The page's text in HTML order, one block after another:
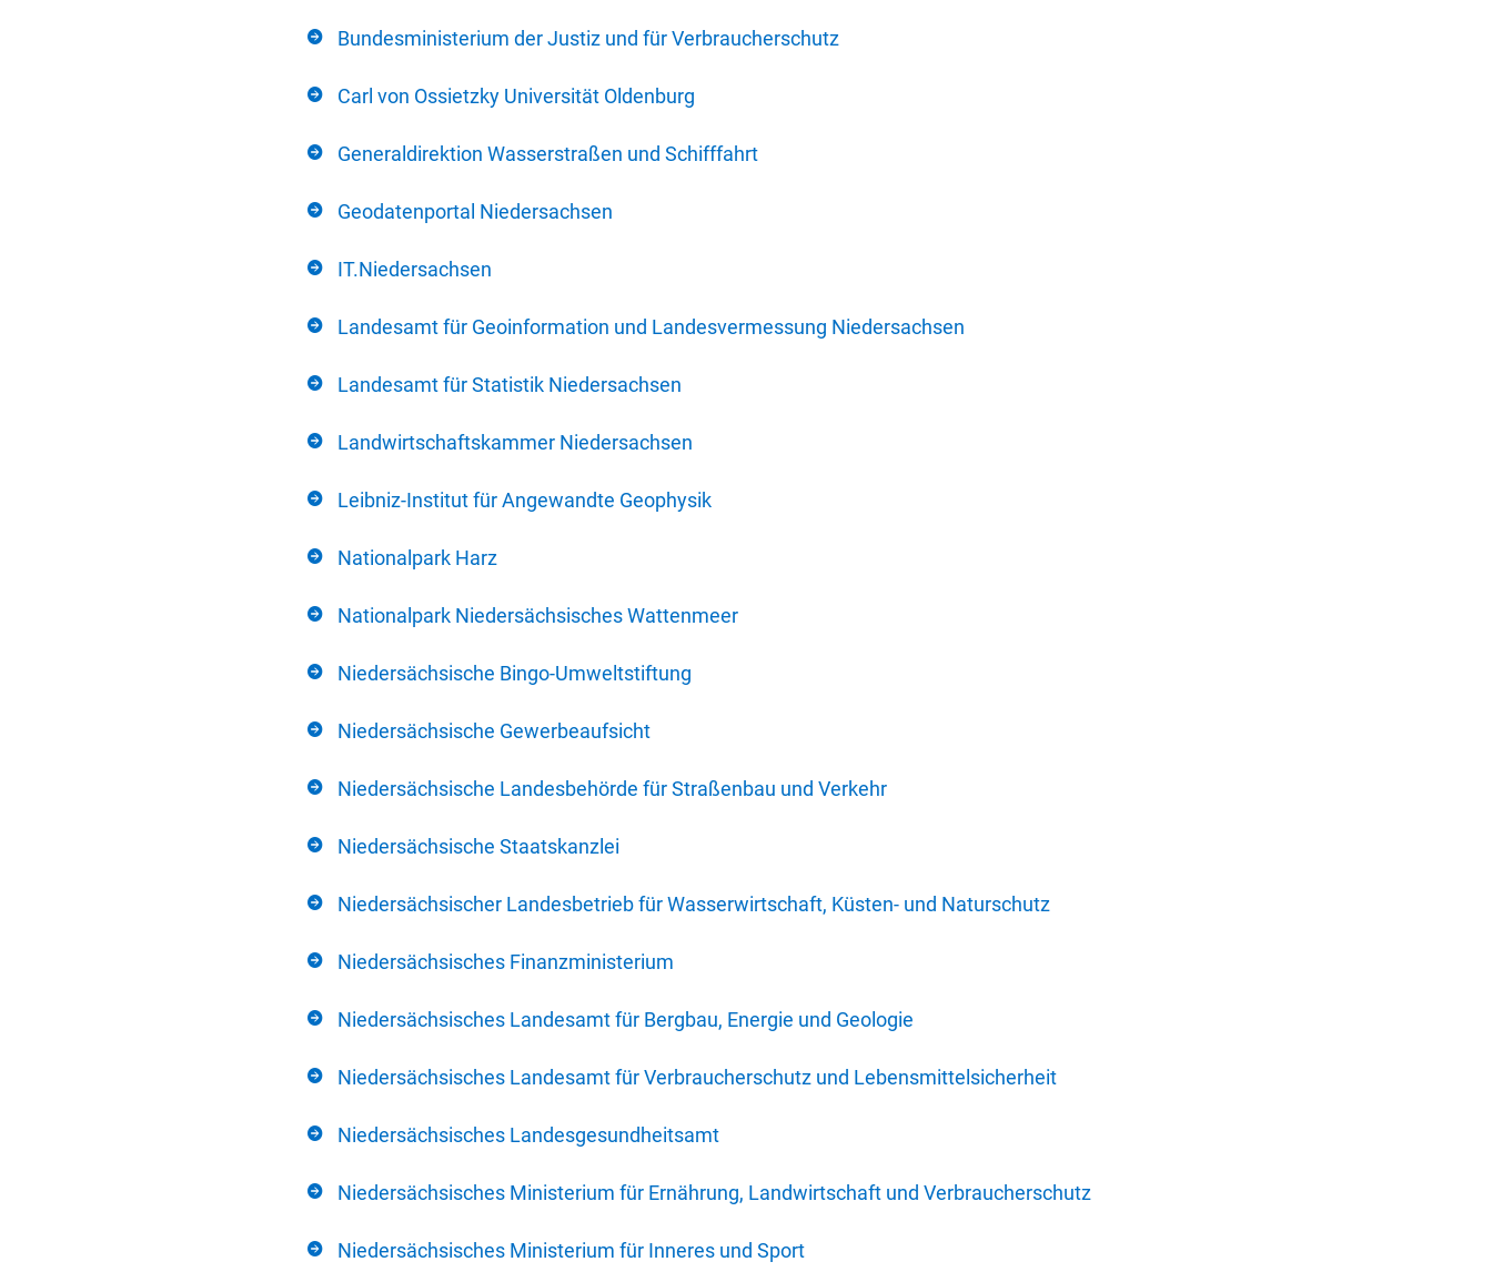
Bundesministerium der Justiz und für Verbraucherschutz
Carl von Ossietzky Universität Oldenburg
Generaldirektion Wasserstraßen und Schifffahrt
Geodatenportal Niedersachsen
IT.Niedersachsen
Landesamt für Geoinformation und Landesvermessung Niedersachsen
Landesamt für Statistik Niedersachsen
Landwirtschaftskammer Niedersachsen
Leibniz-Institut für Angewandte Geophysik
Nationalpark Harz
Nationalpark Niedersächsisches Wattenmeer
Niedersächsische Bingo-Umweltstiftung
Niedersächsische Gewerbeaufsicht
Niedersächsische Landesbehörde für Straßenbau und Verkehr
Niedersächsische Staatskanzlei
Niedersächsischer Landesbetrieb für Wasserwirtschaft, Küsten- und Naturschutz
Niedersächsisches Finanzministerium
Niedersächsisches Landesamt für Bergbau, Energie und Geologie
Niedersächsisches Landesamt für Verbraucherschutz und Lebensmittelsicherheit
Niedersächsisches Landesgesundheitsamt
Niedersächsisches Ministerium für Ernährung, Landwirtschaft und Verbraucherschutz
Niedersächsisches Ministerium für Inneres und Sport